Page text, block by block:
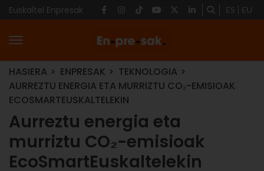
Euskaltel Enpresak ES EU
HASIERA ENPRESAK
TEKNOLOGIA
AURREZTU ENERGIA ETA MURRIZTU CO₂-EMISIOAK
ECOSMARTEUSKALTELEKIN
Aurreztu energia eta
murriztu CO₂-emisioak
EcoSmartEuskaltelekin